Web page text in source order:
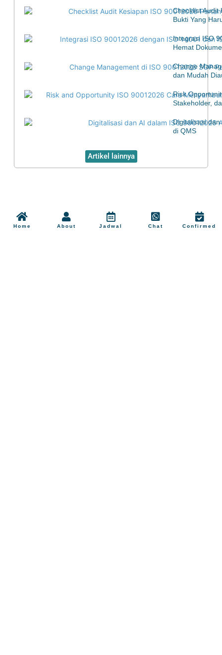
Checklist Audit
Bukti Yang
Integrasi ISO
Hemat
Change
dan Mudah
Risk
Stakeholder,
Digitalisasi
di QMS
Artikel lainnya
Home About Jadwal Chat Confirmed